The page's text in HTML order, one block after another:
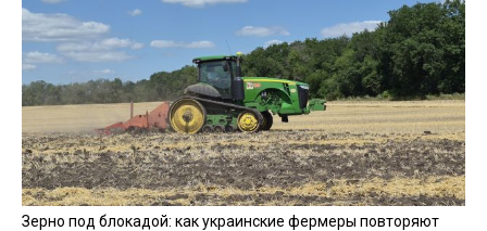
Зерно под блокадой: как украинские фермеры повторяют